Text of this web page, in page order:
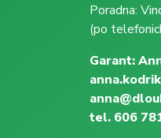
Poradna:
(po
Garant:
tel. 606